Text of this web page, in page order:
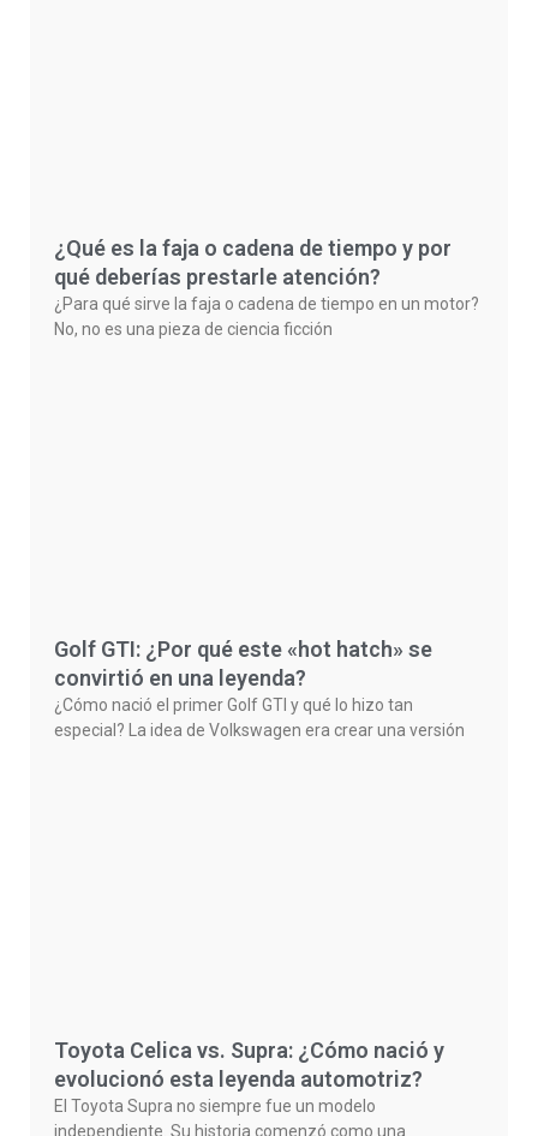
¿Qué es la faja o cadena de tiempo y por
qué deberías prestarle atención?
¿Para qué sirve la faja o cadena de tiempo en un motor?
No, no es una pieza de ciencia ficción
Golf GTI: ¿Por qué este «hot hatch» se
convirtió en una leyenda?
¿Cómo nació el primer Golf GTI y qué lo hizo tan
especial? La idea de Volkswagen era crear una versión
Toyota Celica vs. Supra: ¿Cómo nació y
evolucionó esta leyenda automotriz?
El Toyota Supra no siempre fue un modelo
independiente. Su historia comenzó como una